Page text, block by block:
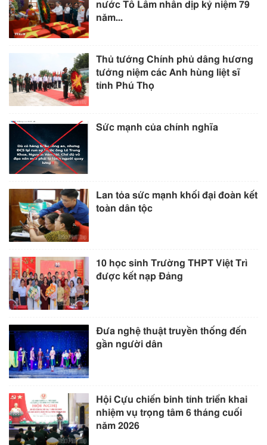
nước Tô Lâm nhân dịp kỷ niệm 79
năm...
Thủ tướng Chính phủ dâng hương
tưởng niệm các Anh hùng liệt sĩ
tỉnh Phú Thọ
Sức mạnh của chính nghĩa
Lan tỏa sức mạnh khối đại đoàn kết
toàn dân tộc
10 học sinh Trường THPT Việt Trì
được kết nạp Đảng
Đưa nghệ thuật truyền thống đến
gần người dân
Hội Cựu chiến binh tỉnh triển khai
nhiệm vụ trọng tâm 6 tháng cuối
năm 2026